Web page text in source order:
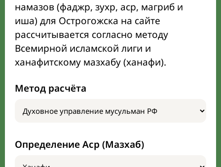
намазов (фаджр, зухр, аср, магриб и
иша) для Острогожска на сайте
рассчитывается согласно методу
Всемирной исламской лиги и
ханафитскому мазхабу (ханафи).
Метод расчёта
Определение Аср (Мазхаб)